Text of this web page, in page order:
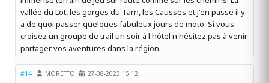
vallée du Lot, les gorges du Tarn, les Causses et j'en passe il y
a de quoi passer quelques fabuleux jours de moto. Si vous
croisez un groupe de trail un soir à l'hôtel n'hésitez pas à venir
partager vos aventures dans la région.
#14 MORETTO 27-08-2023 15:12